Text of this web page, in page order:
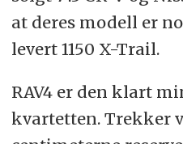
at deres modell er
levert 1150 X-Trail.
RAV4 er den klart
kvartetten. Trekker